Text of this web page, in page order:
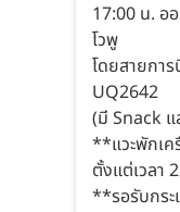
17:00 น. อ
โวพู
โดยสายกา
UQ2642
(มี Snack แ
**แวะพักเค
ตั้งแต่เวลา
**รอรับกร